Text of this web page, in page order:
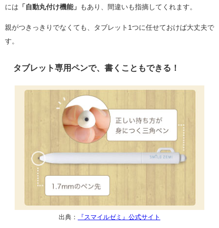
には 「自動丸付け機能」 もあり、間違いも指摘してくれます。
親がつきっきりでなくても、タブレット1つに任せておけば大丈夫で
す。
タブレット専用ペンで、書くこともできる！
出典： 『スマイルゼミ』公式サイト